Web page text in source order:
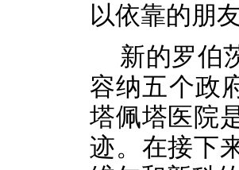
以依靠的朋友
新的罗伯
容纳五个政
塔佩塔医院
迹。在接下